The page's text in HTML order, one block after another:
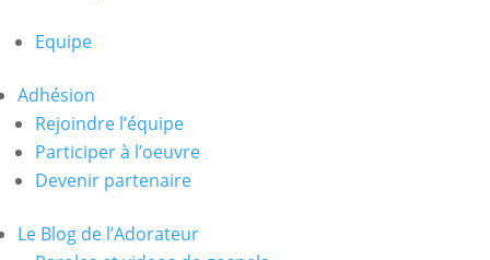
Equipe
Adhésion
Rejoindre l’équipe
Participer à l’oeuvre
Devenir partenaire
Le Blog de l’Adorateur